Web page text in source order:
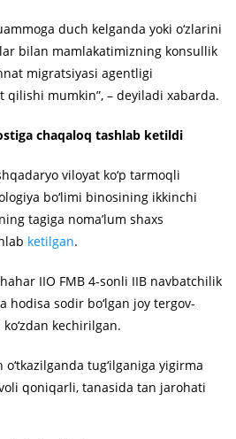
duch kelganda yoki o‘zlarini
bilan mamlakatimizning konsullik
migratsiyasi agentligi
qilishi mumkin”, – deyiladi xabarda.
chaqaloq tashlab ketildi
viloyat ko‘p tarmoqli
bo‘limi binosining ikkinchi
tagiga noma’lum shaxs
ketilgan.
IIO FMB 4-sonli IIB navbatchilik
hodisa sodir bo‘lgan joy tergov-
kechirilgan.
tug‘ilganiga yigirma
qoniqarli, tanasida tan jarohati